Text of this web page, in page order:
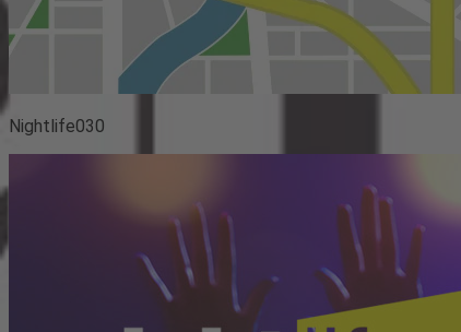
Nightlife030